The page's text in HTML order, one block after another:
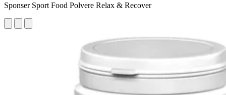
Sponser Sport Food Polvere Relax & Recover